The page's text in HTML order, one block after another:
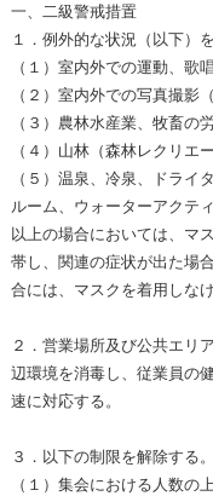
一、二級警戒措置
１．例外的な状況（以下）
（１）室内外での運動、歌
（２）室内外での写真撮影
（３）農林水産業、牧畜の
（４）山林（森林レクリエ
（５）温泉、冷泉、ドライ
ルーム、ウォーターアクテ
以上の場合においては、マ
帯し、関連の症状が出た場
合には、マスクを着用しな
２．営業場所及び公共エリ
辺環境を消毒し、従業員の
速に対応する。
３．以下の制限を解除する。
（１）集会における人数の